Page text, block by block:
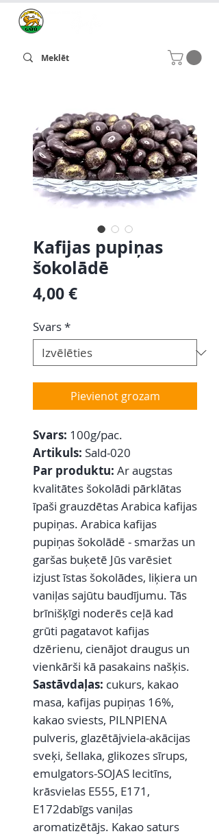
Kafijas pupiņas
šokolādē
4,00 €Cena
Svars*
Pievienot grozam
Svars: 100g/pac.
Artikuls: Sald-020
Par produktu: Ar augstas
kvalitātes šokolādi pārklātas
īpaši grauzdētas Arabica kafijas
pupiņas. Arabica kafijas
pupiņas šokolādē - smaržas un
garšas buķetē Jūs varēsiet
izjust īstas šokolādes, liķiera un
vaniļas sajūtu baudījumu. Tās
brīnišķīgi noderēs ceļā kad
grūti pagatavot kafijas
dzērienu, cienājot draugus un
vienkārši kā pasakains našķis.
Sastāvdaļas: cukurs, kakao
masa, kafijas pupiņas 16%,
kakao sviests, PILNPIENA
pulveris, glazētājviela-akācijas
sveķi, šellaka, glikozes sīrups,
emulgators-SOJAS lecitīns,
krāsvielas E555, E171,
E172dabīgs vaniļas
aromatizētājs. Kakao saturs